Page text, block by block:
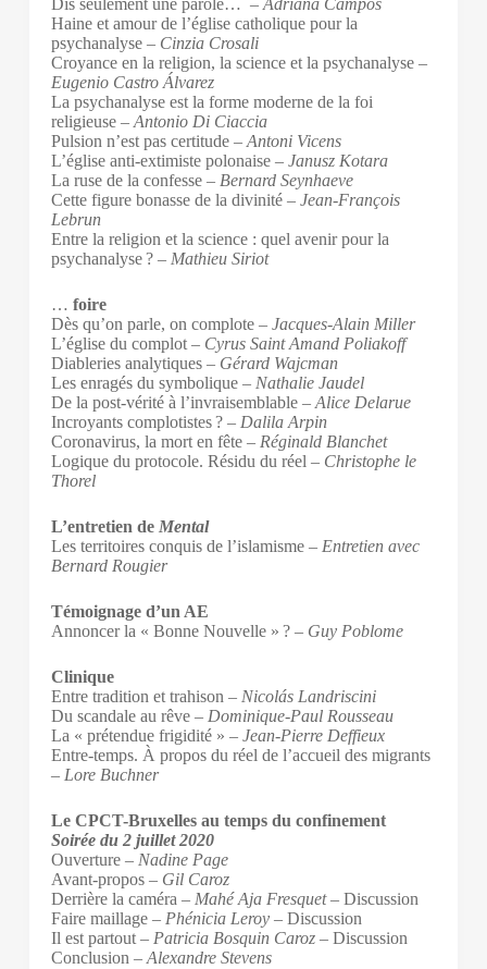
Dis seulement une parole… – Adriana Campos
Haine et amour de l’église catholique pour la
psychanalyse – Cinzia Crosali
Croyance en la religion, la science et la psychanalyse –
Eugenio Castro Álvarez
La psychanalyse est la forme moderne de la foi
religieuse – Antonio Di Ciaccia
Pulsion n’est pas certitude – Antoni Vicens
L’église anti-extimiste polonaise – Janusz Kotara
La ruse de la confesse – Bernard Seynhaeve
Cette figure bonasse de la divinité – Jean-François
Lebrun
Entre la religion et la science : quel avenir pour la
psychanalyse ? – Mathieu Siriot
… foire
Dès qu’on parle, on complote – Jacques-Alain Miller
L’église du complot – Cyrus Saint Amand Poliakoff
Diableries analytiques – Gérard Wajcman
Les enragés du symbolique – Nathalie Jaudel
De la post-vérité à l’invraisemblable – Alice Delarue
Incroyants complotistes ? – Dalila Arpin
Coronavirus, la mort en fête – Réginald Blanchet
Logique du protocole. Résidu du réel – Christophe le
Thorel
L’entretien de Mental
Les territoires conquis de l’islamisme – Entretien avec
Bernard Rougier
Témoignage d’un AE
Annoncer la « Bonne Nouvelle » ? – Guy Poblome
Clinique
Entre tradition et trahison – Nicolás Landriscini
Du scandale au rêve – Dominique-Paul Rousseau
La « prétendue frigidité » – Jean-Pierre Deffieux
Entre-temps. À propos du réel de l’accueil des migrants
– Lore Buchner
Le CPCT-Bruxelles au temps du confinement
Soirée du 2 juillet 2020
Ouverture – Nadine Page
Avant-propos – Gil Caroz
Derrière la caméra – Mahé Aja Fresquet– Discussion
Faire maillage – Phénicia Leroy– Discussion
Il est partout – Patricia Bosquin Caroz– Discussion
Conclusion – Alexandre Stevens